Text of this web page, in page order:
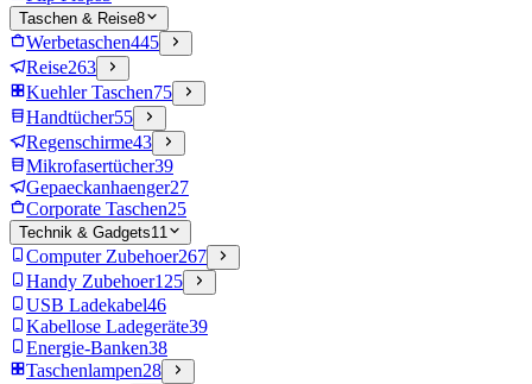
Taschen & Reise8
Werbetaschen445
Reise263
Kuehler Taschen75
Handtücher55
Regenschirme43
Mikrofasertücher39
Gepaeckanhaenger27
Corporate Taschen25
Technik & Gadgets11
Computer Zubehoer267
Handy Zubehoer125
USB Ladekabel46
Kabellose Ladegeräte39
Energie-Banken38
Taschenlampen28